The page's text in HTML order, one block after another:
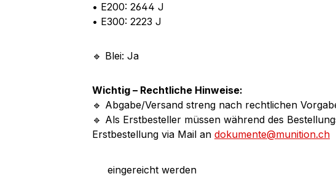
• E200: 2644 J
• E300: 2223 J
🔹 Blei: Ja
Wichtig – Rechtliche Hinweise:
🔹 Abgabe/Versand streng nach rechtlichen
🔹 Als Erstbesteller müssen während des
Erstbestellung via Mail an dokumente@munition.ch
eingereicht werden